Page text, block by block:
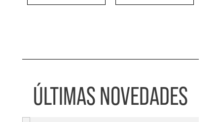
ÚLTIMAS NOVEDADES